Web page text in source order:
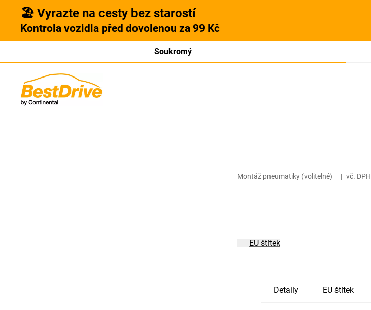
🏖️ Vyrazte na cesty bez starostí
Kontrola vozidla před dovolenou za 99 Kč
Soukromý
Montáž pneumatiky (volitelné) | vč. DPH
EU štítek
Detaily EU štítek